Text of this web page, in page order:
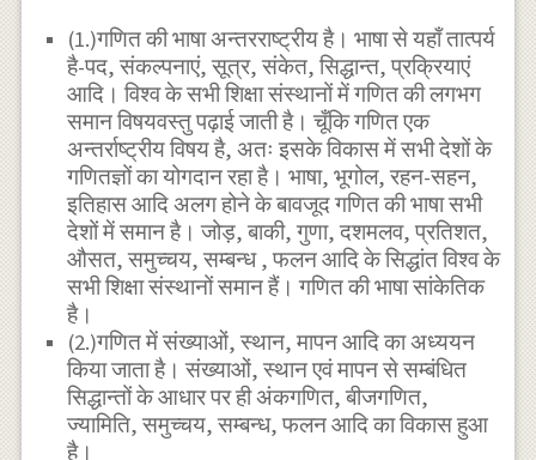
(1.)गणित की भाषा अन्तरराष्ट्रीय है। भाषा से यहाँ तात्पर्य
है-पद, संकल्पनाएं, सूत्र, संकेत, सिद्धान्त, प्रक्रियाएं
आदि। विश्व के सभी शिक्षा संस्थानों में गणित की लगभग
समान विषयवस्तु पढ़ाई जाती है। चूँकि गणित एक
अन्तर्राष्ट्रीय विषय है, अतः इसके विकास में सभी देशों के
गणितज्ञों का योगदान रहा है। भाषा, भूगोल, रहन-सहन,
इतिहास आदि अलग होने के बावजूद गणित की भाषा सभी
देशों में समान है। जोड़, बाकी, गुणा, दशमलव, प्रतिशत,
औसत, समुच्चय, सम्बन्ध , फलन आदि के सिद्धांत विश्व के
सभी शिक्षा संस्थानों समान हैं। गणित की भाषा सांकेतिक
है।
(2.)गणित में संख्याओं, स्थान, मापन आदि का अध्ययन
किया जाता है। संख्याओं, स्थान एवं मापन से सम्बंधित
सिद्धान्तों के आधार पर ही अंकगणित, बीजगणित,
ज्यामिति, समुच्चय, सम्बन्ध, फलन आदि का विकास हुआ
है।